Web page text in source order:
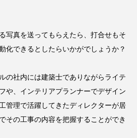
写真を送ってもらえたら、打合せもそ
化できるとしたらいかがでしょうか？
の社内には建築士でありながらライテ
や、インテリアプランナーでデザイン
管理で活躍してきたディレクターが居
その工事の内容を把握することができ